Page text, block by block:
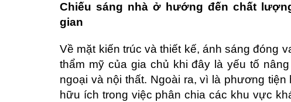
Chiếu sáng nhà ở hướng đến chất
gian
Về mặt kiến trúc và thiết kế, ánh sáng đóng
thẩm mỹ của gia chủ khi đây là yếu tố
ngoại và nội thất. Ngoài ra, vì là phương
hữu ích trong việc phân chia các khu vực